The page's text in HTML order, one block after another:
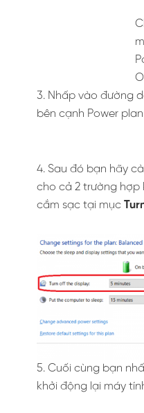
3. Nhấp vào đường
bên cạnh Power
4. Sau đó bạn hãy
cho cả 2 trường hợp
cắm sạc tại mục
5. Cuối cùng bạn
khởi động lại máy